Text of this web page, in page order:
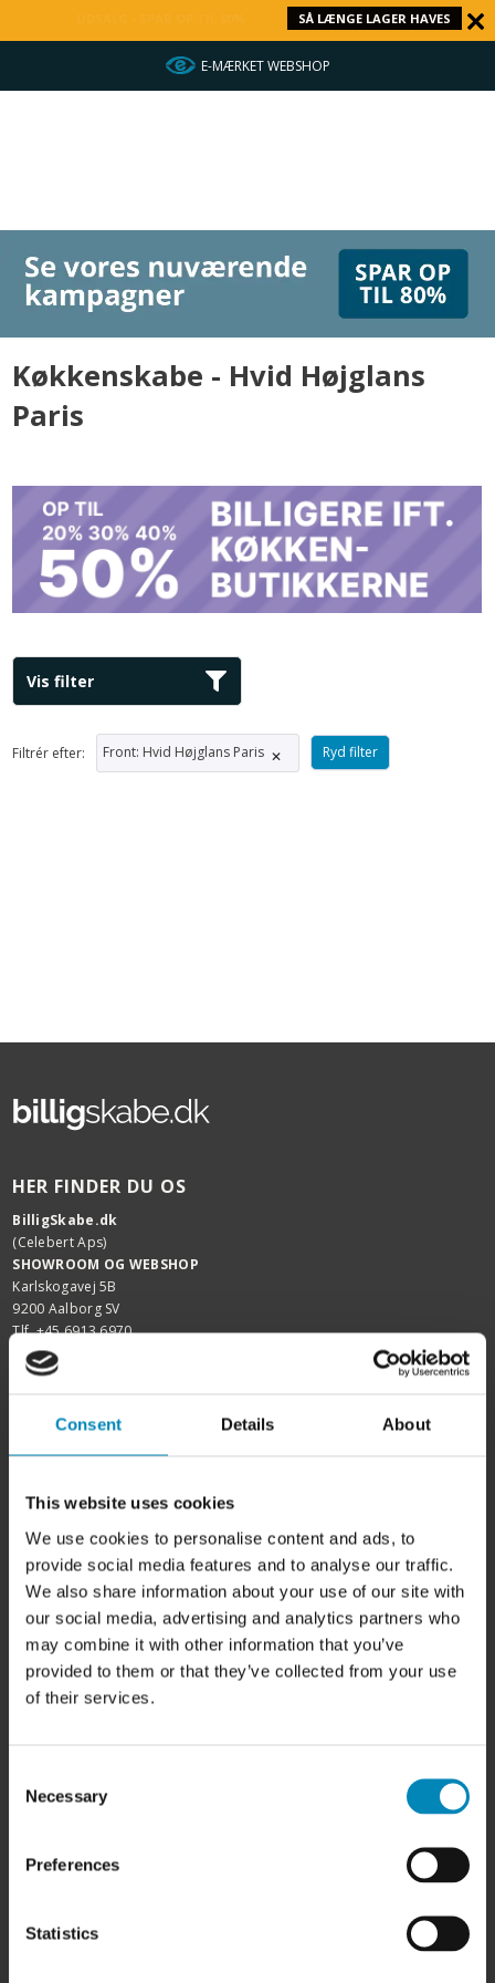
Consent Details About
This website uses cookies
We use cookies to personalise content and ads, to
provide social media features and to analyse our traffic.
We also share information about your use of our site with
our social media, advertising and analytics partners who
may combine it with other information that you’ve
provided to them or that they’ve collected from your use
of their services.
Selection
Necessary
Preferences
Statistics
SÅ LÆNGE LAGER HAVES
E-MÆRKET WEBSHOP
Køkkenskabe - Hvid Højglans
Paris
Vis filter
Filtrér efter: Front: Hvid Højglans Paris ✕ Ryd filter
HER FINDER DU OS
BilligSkabe.dk
(Celebert Aps)
SHOWROOM OG WEBSHOP
Karlskogavej 5B
9200 Aalborg SV
Tlf. +45 6913 6970
info@billigskabe.dk
CVR: 27428959
HJÆLP & SUPPORT
Kundeservice
Samlevejledninger
Samlede skabe
Garanti
FIND INSPIRATION
Skabslåger - oversigt
Rengøring af fedtede låger
Kitchn tegneprogram
Bordplader efter mål
Udskiftning af køkkenlåger
Outlet
Kampagner